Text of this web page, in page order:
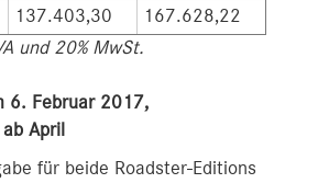
137.403,30 167.628,22
und 20% MwSt.
6. Februar 2017,
April
für beide Roadster-Editions